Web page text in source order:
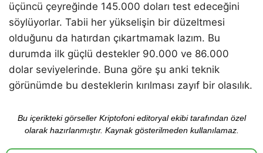
üçüncü çeyreğinde 145.000 doları test edeceğini
söylüyorlar. Tabii her yükselişin bir düzeltmesi
olduğunu da hatırdan çıkartmamak lazım. Bu
durumda ilk güçlü destekler 90.000 ve 86.000
dolar seviyelerinde. Buna göre şu anki teknik
görünümde bu desteklerin kırılması zayıf bir olasılık.
Bu içerikteki görseller Kriptofoni editoryal ekibi tarafından özel
olarak hazırlanmıştır. Kaynak gösterilmeden kullanılamaz.